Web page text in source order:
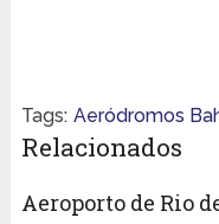
Tags: Aeródromos
Relacionados
Aeroporto de Rio